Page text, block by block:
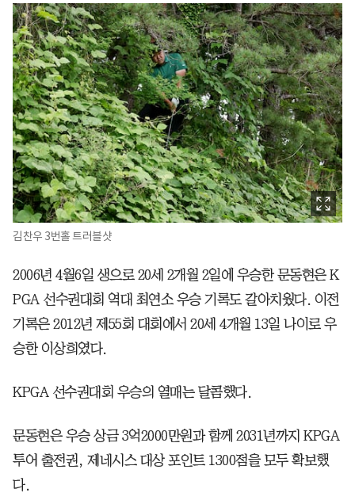
김찬우 3번홀 트러블샷
2006년 4월6일 생으로 20세 2개월 2일에 우승한 문동현은 K
PGA 선수권대회 역대 최연소 우승 기록도 갈아치웠다. 이전
기록은 2012년 제55회 대회에서 20세 4개월 13일 나이로 우
승한 이상희였다.
KPGA 선수권대회 우승의 열매는 달콤했다.
문동현은 우승 상금 3억2000만원과 함께 2031년까지 KPGA
투어 출전권, 제네시스 대상 포인트 1300점을 모두 확보했
다.